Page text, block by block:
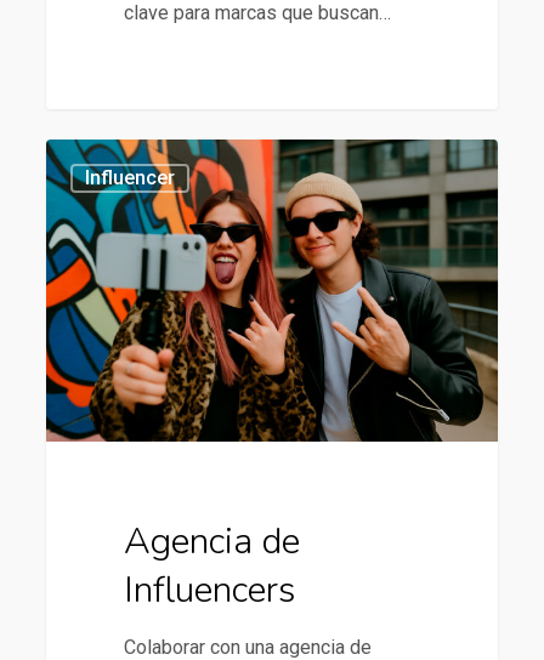
clave para marcas que buscan…
Agencia
de
Influencers
Influencer
Agencia de
Influencers
Colaborar con una agencia de